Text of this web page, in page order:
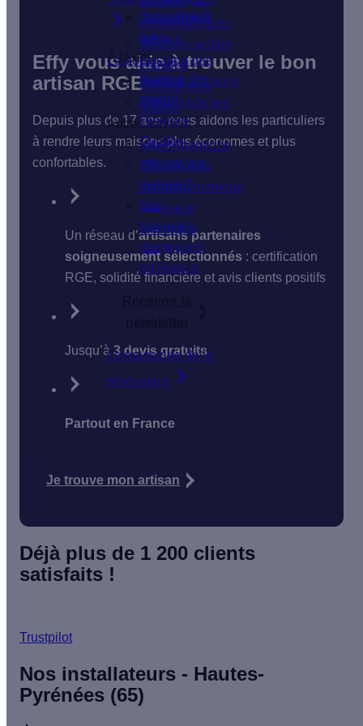
Isolation du
sol
Isolation des
fenêtres
VMC
Chaudière à
bûches
Le poêle
Poêle à granulés
Poêle à bûches
Autres travaux
Insert cheminée
Chauffe-eau
thermodynamique
Radiateur
électrique
photovoltaïques
Système solaire
combiné
Chauffe-eau
solaire
Ils parlent de
nous
À la une
Hausse des
prix de
l'énergie
Quelles
alternatives
au fioul ?
Les
passoires
thermiques
en France
Le magazine de la
rénovation
Effy vous aide à trouver le bon
artisan RGE
Depuis plus de 17 ans, nous aidons les particuliers
à rendre leurs maisons plus économes et plus
confortables.
Un réseau d’artisans partenaires
soigneusement sélectionnés : certification
RGE, solidité financière et avis clients positifs
Jusqu’à 3 devis gratuits
Partout en France
Je trouve mon artisan
Déjà plus de 1 200 clients
satisfaits !
Trustpilot
Nos installateurs - Hautes-
Pyrénées (65)